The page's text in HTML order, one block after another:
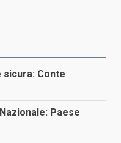
sicura: Conte
Paese